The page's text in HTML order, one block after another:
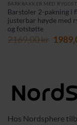
BARKRAKKER MED
Barstoler 2-pakning i
justerbar høyde med
og fotstøtte
2169,00kr
Hos Nordsphere